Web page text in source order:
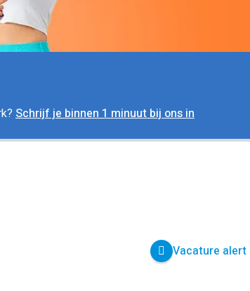
Schrijf je binnen 1 minuut bij ons in
Vacature alert